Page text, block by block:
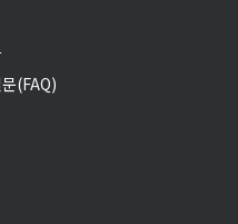
(FAQ)